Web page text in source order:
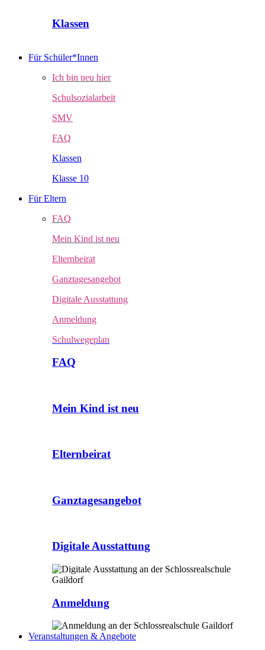
Klassen
Für Schüler*Innen
Ich bin neu hier
Schulsozialarbeit
SMV
FAQ
Klassen
Klasse 10
Für Eltern
FAQ
Mein Kind ist neu
Elternbeirat
Ganztagesangebot
Digitale Ausstattung
Anmeldung
Schulwegeplan
FAQ
Mein Kind ist neu
Elternbeirat
Ganztagesangebot
Digitale Ausstattung
Anmeldung
Veranstaltungen & Angebote